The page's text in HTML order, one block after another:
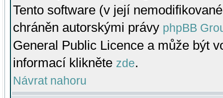
Tento software (v její
chráněn autorskými právy phpBB
General Public Licence a může být
informací klikněte zde.
Návrat nahoru